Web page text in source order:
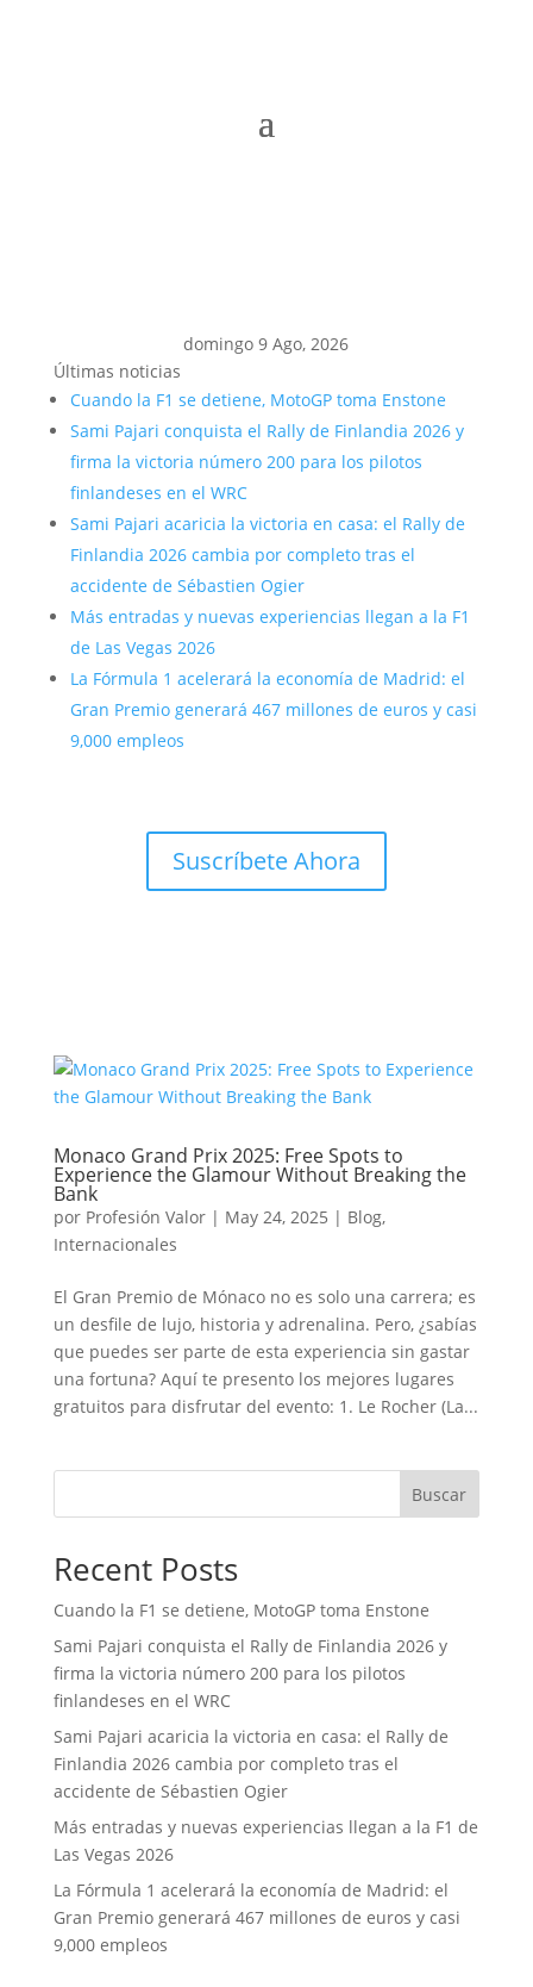
domingo 9 Ago, 2026
Últimas noticias
Cuando la F1 se detiene, MotoGP toma Enstone
Sami Pajari conquista el Rally de Finlandia 2026 y
firma la victoria número 200 para los pilotos
finlandeses en el WRC
Sami Pajari acaricia la victoria en casa: el Rally de
Finlandia 2026 cambia por completo tras el
accidente de Sébastien Ogier
Más entradas y nuevas experiencias llegan a la F1
de Las Vegas 2026
La Fórmula 1 acelerará la economía de Madrid: el
Gran Premio generará 467 millones de euros y casi
9,000 empleos
Suscríbete Ahora
Monaco Grand Prix 2025: Free Spots to
Experience the Glamour Without Breaking the
Bank
por Profesión Valor| May 24, 2025 | Blog,
Internacionales
El Gran Premio de Mónaco no es solo una carrera; es
un desfile de lujo, historia y adrenalina. Pero, ¿sabías
que puedes ser parte de esta experiencia sin gastar
una fortuna? Aquí te presento los mejores lugares
gratuitos para disfrutar del evento: 1. Le Rocher (La...
Buscar
Recent Posts
Cuando la F1 se detiene, MotoGP toma Enstone
Sami Pajari conquista el Rally de Finlandia 2026 y
firma la victoria número 200 para los pilotos
finlandeses en el WRC
Sami Pajari acaricia la victoria en casa: el Rally de
Finlandia 2026 cambia por completo tras el
accidente de Sébastien Ogier
Más entradas y nuevas experiencias llegan a la F1 de
Las Vegas 2026
La Fórmula 1 acelerará la economía de Madrid: el
Gran Premio generará 467 millones de euros y casi
9,000 empleos